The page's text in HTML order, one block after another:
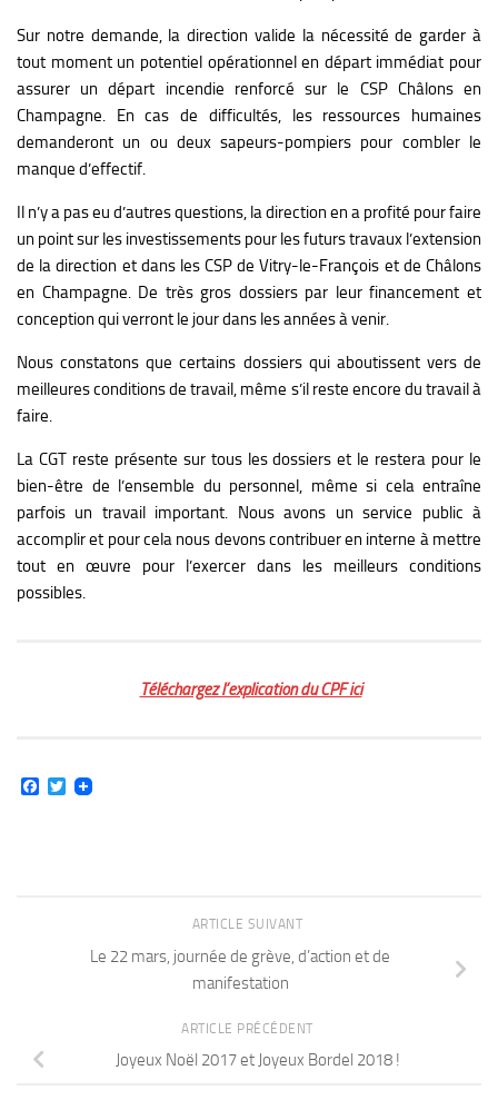
Sur notre demande, la direction valide la nécessité de garder à
tout moment un potentiel opérationnel en départ immédiat pour
assurer un départ incendie renforcé sur le CSP Châlons en
Champagne. En cas de difficultés, les ressources humaines
demanderont un ou deux sapeurs-pompiers pour combler le
manque d’effectif.
Il n’y a pas eu d’autres questions, la direction en a profité pour faire
un point sur les investissements pour les futurs travaux l’extension
de la direction et dans les CSP de Vitry-le-François et de Châlons
en Champagne. De très gros dossiers par leur financement et
conception qui verront le jour dans les années à venir.
Nous constatons que certains dossiers qui aboutissent vers de
meilleures conditions de travail, même s’il reste encore du travail à
faire.
La CGT reste présente sur tous les dossiers et le restera pour le
bien-être de l’ensemble du personnel, même si cela entraîne
parfois un travail important. Nous avons un service public à
accomplir et pour cela nous devons contribuer en interne à mettre
tout en œuvre pour l’exercer dans les meilleurs conditions
possibles.
Téléchargez l’explication du CPF ici
Facebook
Twitter
ARTICLE SUIVANT
Le 22 mars, journée de grève, d’action et de
manifestation
ARTICLE PRÉCÉDENT
Joyeux Noël 2017 et Joyeux Bordel 2018 !